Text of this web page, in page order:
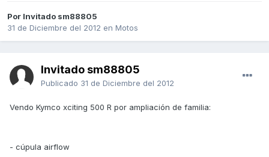
Por Invitado sm88805
31 de Diciembre del 2012 en Motos
Invitado sm88805
Publicado 31 de Diciembre del 2012
Vendo Kymco xciting 500 R por ampliación de familia:
- cúpula airflow